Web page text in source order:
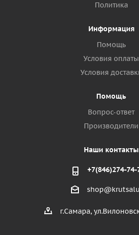
Политика
Информация
Помощь
Условия оплаты
Условия
Помощь
Вопрос-ответ
Производители
Наши контакты
+7(846)274-74-
г.Самара,